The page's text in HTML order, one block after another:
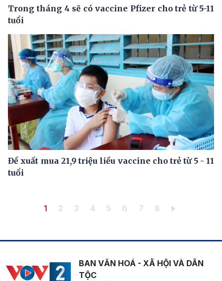
Trong tháng 4 sẽ có vaccine Pfizer cho trẻ từ 5-11
tuổi
Đề xuất mua 21,9 triệu liều vaccine cho trẻ từ 5 - 11
tuổi
PaginationTrang hiện thời
1 Trang
2 Trang
3 Trang
4 Trang
5 Trang
6 Trang
7 Trang
8
BAN VĂN HOÁ - XÃ HỘI VÀ DÂN
TỘC